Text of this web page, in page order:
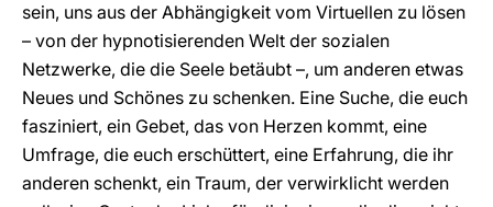
sein, uns aus der Abhängigkeit vom Virtuellen zu lösen
– von der hypnotisierenden Welt der sozialen
Netzwerke, die die Seele betäubt –, um anderen etwas
Neues und Schönes zu schenken. Eine Suche, die euch
fasziniert, ein Gebet, das von Herzen kommt, eine
Umfrage, die euch erschüttert, eine Erfahrung, die ihr
anderen schenkt, ein Traum, der verwirklicht werden